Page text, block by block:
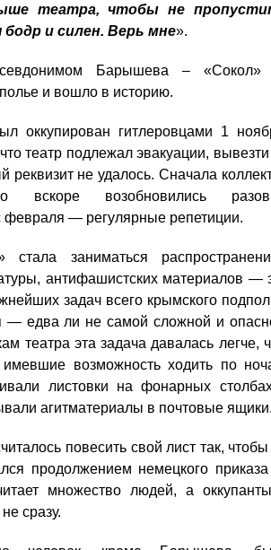
театра, чтобы не
бодр и силен. Верь мне».
Барышева –
и вошло в историю.
оккупирован гитлеровцами 1
театр подлежал эвакуации,
реквизит не удалось. Сначала
вскоре возобновились
февраля — регулярные репетиции.
стала заниматься
антифашистских материалов —
задач всего крымского
едва ли не самой сложной и
театра эта задача давалась легче,
имевшие возможность ходить по
листовки на фонарных
агитматериалы в почтовые
повесить свой лист так,
продолжением немецкого
множество людей, а
сразу.